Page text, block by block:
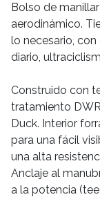
Bolso de manillar
aerodinámico.
lo necesario,
diario,
Construido con
tratamiento
Duck. Interior
para una fácil
una alta
Anclaje al
a la potencia